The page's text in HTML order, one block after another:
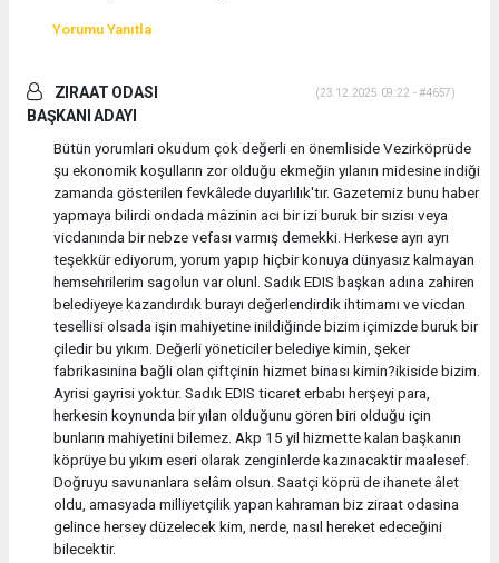
Yorumu Yanıtla
ZIRAAT ODASI
BAŞKANI ADAYI
(23.12.2025 09:22 - #4657)
Bütün yorumlari okudum çok değerli en önemliside Vezirköprüde
şu ekonomik koşulların zor olduğu ekmeğin yılanın midesine indiği
zamanda gösterilen fevkâlede duyarlılık'tır. Gazetemiz bunu haber
yapmaya bilirdi ondada mâzinin acı bir izi buruk bir sızisı veya
vicdanında bir nebze vefası varmış demekki. Herkese ayrı ayrı
teşekkür ediyorum, yorum yapıp hiçbir konuya dünyasız kalmayan
hemsehrilerim sagolun var olunl. Sadık EDIS başkan adına zahiren
belediyeye kazandırdık burayı değerlendirdik ihtimamı ve vicdan
tesellisi olsada işin mahiyetine inildiğinde bizim içimizde buruk bir
çiledir bu yıkım. Değerli yöneticiler belediye kimin, şeker
fabrikasınina bağli olan çiftçinin hizmet binası kimin?ikiside bizim.
Ayrisi gayrisi yoktur. Sadık EDIS ticaret erbabı herşeyi para,
herkesin koynunda bir yılan olduğunu gören biri olduğu için
bunların mahiyetini bilemez. Akp 15 yil hizmette kalan başkanın
köprüye bu yıkım eseri olarak zenginlerde kazınacaktir maalesef.
Doğruyu savunanlara selâm olsun. Saatçi köprü de ihanete âlet
oldu, amasyada milliyetçilik yapan kahraman biz ziraat odasina
gelince hersey düzelecek kim, nerde, nasıl hereket edeceğini
bilecektir.